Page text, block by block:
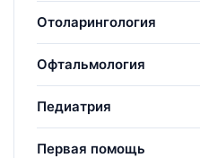
Отоларингология
Офтальмология
Педиатрия
Первая помощь